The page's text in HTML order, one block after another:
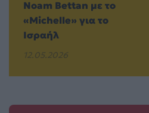
Noam Bettan με το
«Michelle» για το
Ισραήλ
12.05.2026